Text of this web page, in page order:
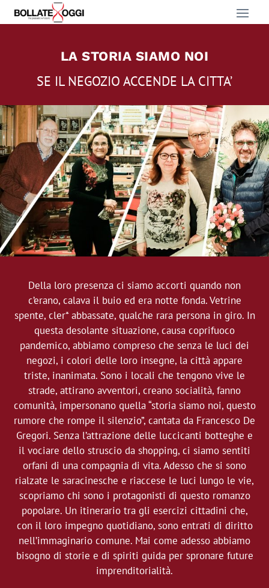
LA STORIA SIAMO NOI
SE IL NEGOZIO ACCENDE LA CITTA’
Della loro presenza ci siamo accorti quando non
c’erano, calava il buio ed era notte fonda. Vetrine
spente, cler* abbassate, qualche rara persona in giro. In
questa desolante situazione, causa coprifuoco
pandemico, abbiamo compreso che senza le luci dei
negozi, i colori delle loro insegne, la città appare
triste, inanimata. Sono i locali che tengono vive le
strade, attirano avventori, creano socialità, fanno
comunità, impersonano quella “storia siamo noi, questo
rumore che rompe il silenzio”, cantata da Francesco De
Gregori. Senza l’attrazione delle luccicanti botteghe e
il vociare dello struscio da shopping, ci siamo sentiti
orfani di una compagnia di vita. Adesso che si sono
rialzate le saracinesche e riaccese le luci lungo le vie,
scopriamo chi sono i protagonisti di questo romanzo
popolare. Un itinerario tra gli esercizi cittadini che,
con il loro impegno quotidiano, sono entrati di diritto
nell’immaginario comune. Mai come adesso abbiamo
bisogno di storie e di spiriti guida per spronare future
imprenditorialità.